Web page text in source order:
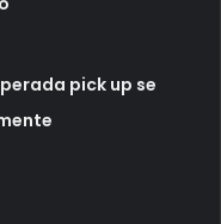
pick up se